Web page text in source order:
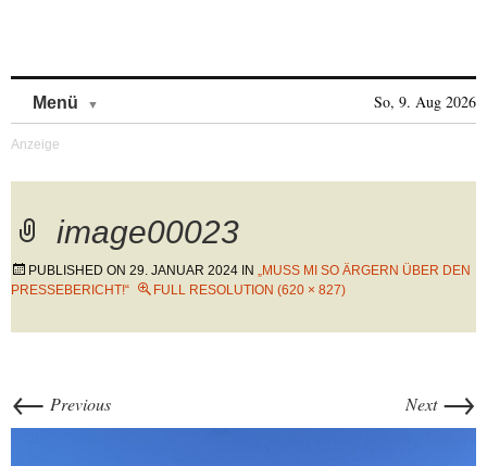
Menü So, 9. Aug 2026
image00023
PUBLISHED ON 29. JANUAR 2024 IN „MUSS MI SO ÄRGERN ÜBER DEN
PRESSEBERICHT!“
FULL RESOLUTION (620 × 827)
← Previous Next →